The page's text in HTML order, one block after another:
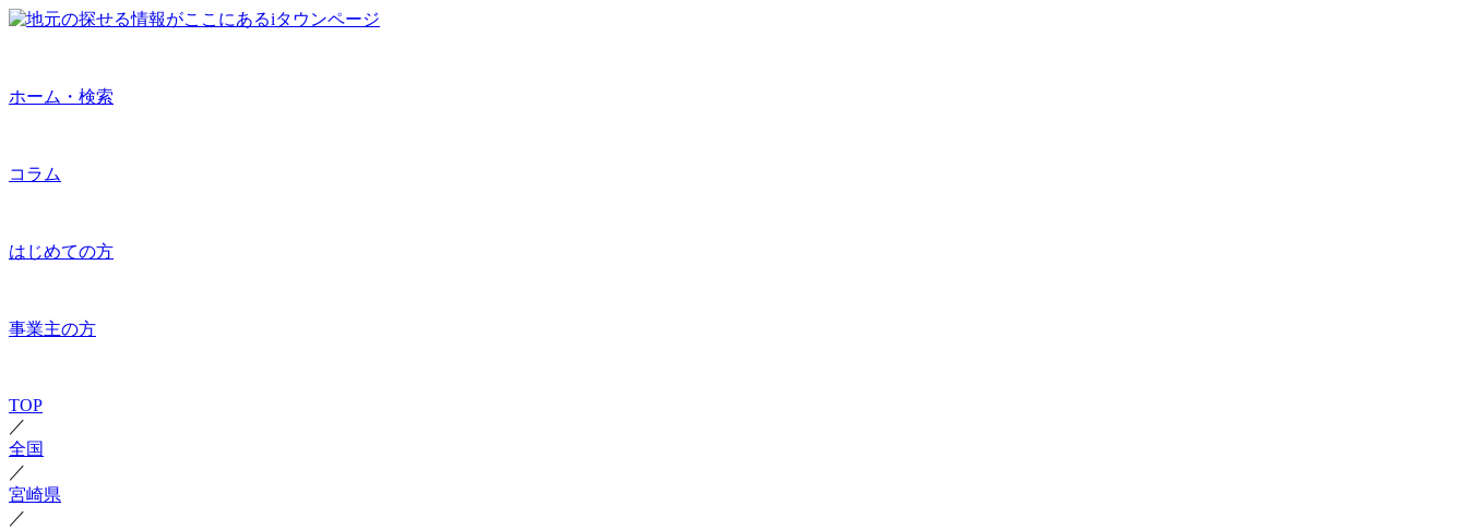
ホーム・検索
コラム
はじめての方
事業主の方
TOP
／
全国
／
宮崎県
／